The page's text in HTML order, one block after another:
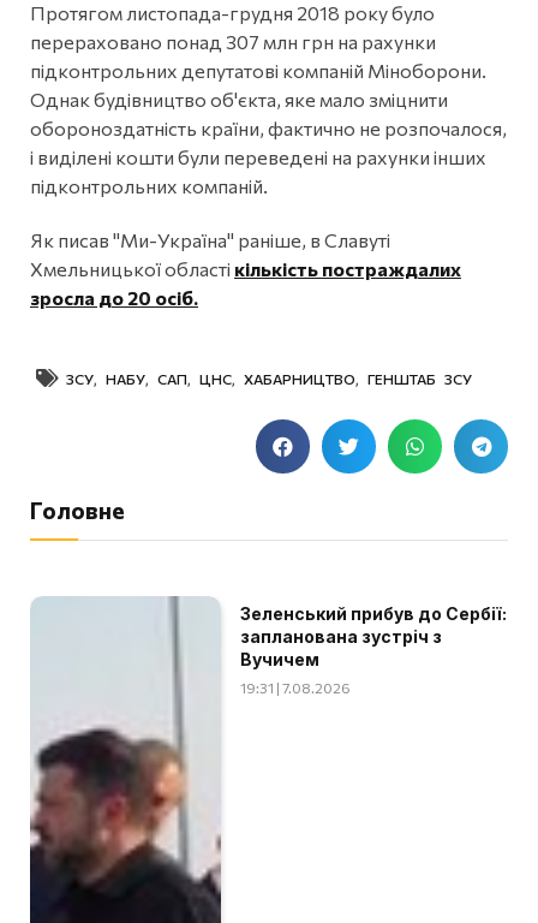
Протягом листопада-грудня 2018 року було
перераховано понад 307 млн грн на рахунки
підконтрольних депутатові компаній Міноборони.
Однак будівництво об'єкта, яке мало зміцнити
обороноздатність країни, фактично не розпочалося,
і виділені кошти були переведені на рахунки інших
підконтрольних компаній.
Як писав "Ми-Україна" раніше, в Славуті
Хмельницької області кількість постраждалих
зросла до 20 осіб.
ЗСУ НАБУ САП ЦНС ХАБАРНИЦТВО ГЕНШТАБ ЗСУ
Головне
Зеленський прибув до Сербії:
запланована зустріч з
Вучичем
19:31 | 7.08.2026